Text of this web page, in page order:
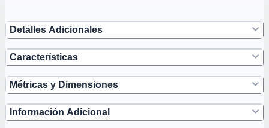
Detalles Adicionales
Características
Métricas y Dimensiones
Información Adicional